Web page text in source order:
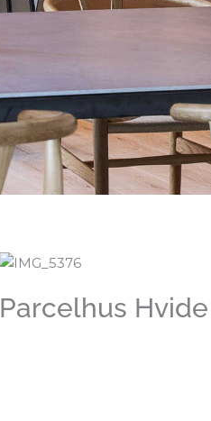
Parcelhus